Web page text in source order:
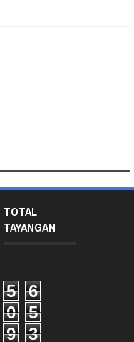
TOTAL
TAYANGAN
5
6
0
5
9
3